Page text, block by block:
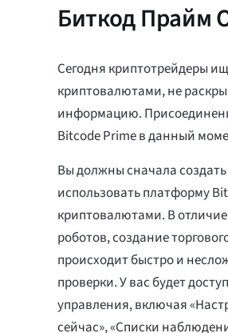
Биткод Прайм
Сегодня криптотрейдеры
криптовалютами, не
информацию.
Bitcode Prime в данный
Вы должны сначала
использовать платформу
криптовалютами. В
роботов, создание
происходит быстро и
проверки. У вас будет
управления, включая
сейчас», «Списки